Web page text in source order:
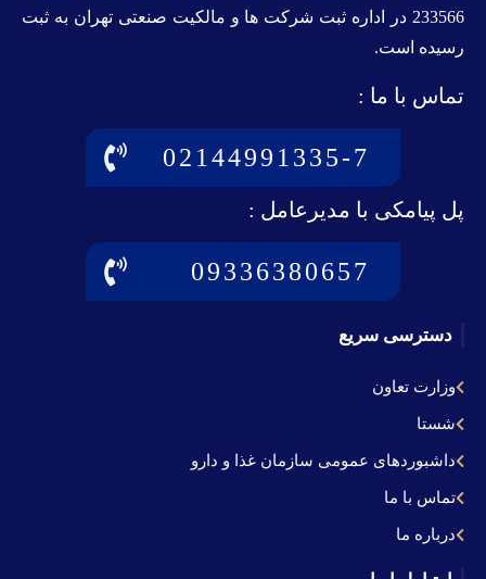
233566 در اداره ثبت شرکت ها و مالکيت صنعتی تهران به ثبت
رسيده است.
تماس با ما :
02144991335-7
پل پیامکی با مدیرعامل :
09336380657
دسترسی سریع
وزارت تعاون
شستا
داشبوردهای عمومی سازمان غذا و دارو
تماس با ما
درباره ما